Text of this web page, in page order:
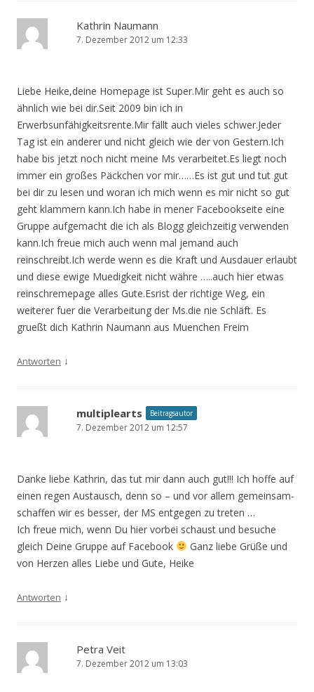
Kathrin Naumann
7. Dezember 2012 um 12:33
Liebe Heike,deine Homepage ist Super.Mir geht es auch so
ähnlich wie bei dir.Seit 2009 bin ich in
Erwerbsunfähigkeitsrente.Mir fällt auch vieles schwer.Jeder
Tag ist ein anderer und nicht gleich wie der von Gestern.Ich
habe bis jetzt noch nicht meine Ms verarbeitet.Es liegt noch
immer ein großes Päckchen vor mir……Es ist gut und tut gut
bei dir zu lesen und woran ich mich wenn es mir nicht so gut
geht klammern kann.Ich habe in mener Facebookseite eine
Gruppe aufgemacht die ich als Blogg gleichzeitig verwenden
kann.Ich freue mich auch wenn mal jemand auch
reinschreibt.Ich werde wenn es die Kraft und Ausdauer erlaubt
und diese ewige Muedigkeit nicht währe …..auch hier etwas
reinschremepage alles Gute.Esrist der richtige Weg, ein
weiterer fuer die Verarbeitung der Ms.die nie Schläft. Es
grueßt dich Kathrin Naumann aus Muenchen Freim
Antworten ↓
multiplearts Beitragsautor
7. Dezember 2012 um 12:57
Danke liebe Kathrin, das tut mir dann auch gut!!! Ich hoffe auf
einen regen Austausch, denn so – und vor allem gemeinsam-
schaffen wir es besser, der MS entgegen zu treten …
Ich freue mich, wenn Du hier vorbei schaust und besuche
gleich Deine Gruppe auf Facebook
Ganz liebe Grüße und
von Herzen alles Liebe und Gute, Heike
Antworten ↓
Petra Veit
7. Dezember 2012 um 13:03